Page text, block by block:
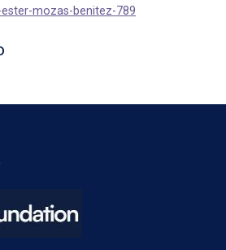
mozas-benitez-789